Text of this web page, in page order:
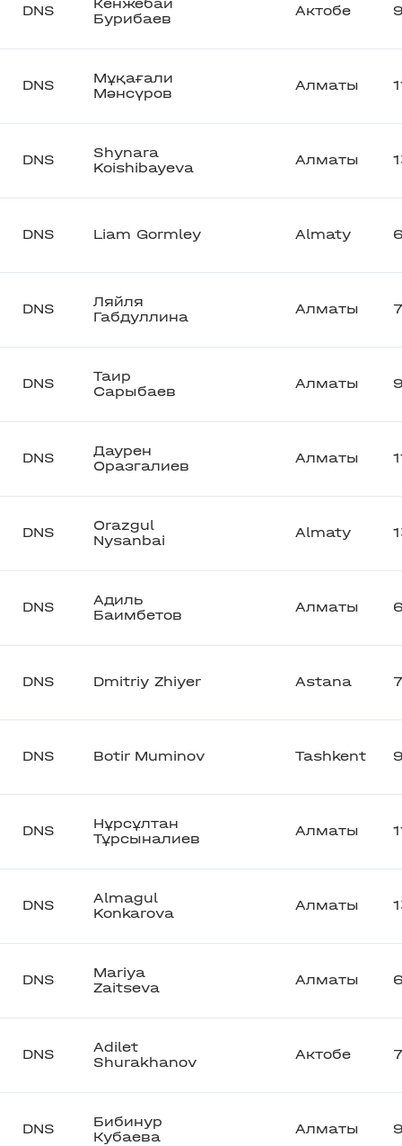
DNS
Кенжебай
Бурибаев
Актобе
DNS
Мұқағали
Мәнсүров
Алматы
DNS
Shynara
Koishibayeva
Алматы
DNS Liam Gormley Almaty
DNS
Ляйля
Габдуллина
Алматы
DNS
Таир
Сарыбаев
Алматы
DNS
Даурен
Оразгалиев
Алматы
DNS
Orazgul
Nysanbai
Almaty
DNS
Адиль
Баимбетов
Алматы
DNS Dmitriy Zhiyer Astana
DNS Botir Muminov Tashkent
DNS
Нұрсұлтан
Тұрсыналиев
Алматы
DNS
Almagul
Konkarova
Алматы
DNS
Mariya
Zaitseva
Алматы
DNS
Adilet
Shurakhanov
Актобе
DNS
Бибинур
Кубаева
Алматы